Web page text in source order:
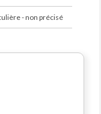
- non précisé